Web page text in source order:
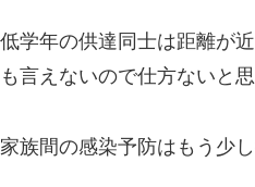
学年の供達同士は距離が
言えないので仕方ないと思
族間の感染予防はもう少